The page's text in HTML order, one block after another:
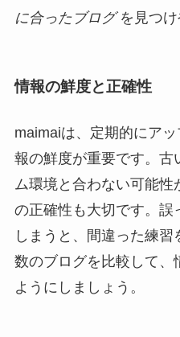
に合ったブログを見つけ
情報の鮮度と正確性
maimaiは、定期的にア
報の鮮度が重要です。古
ム環境と合わない可能性
の正確性も大切です。誤
しまうと、間違った練
数のブログを比較して、
ようにしましょう。